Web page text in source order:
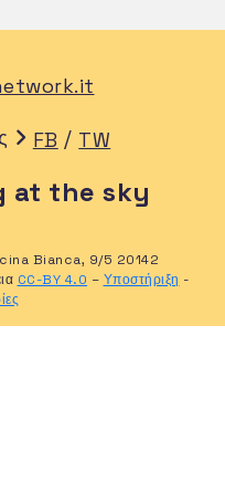
FB / TW
at the sky
Bianca, 9/5 20142
CC-BY 4.0 – Υποστήριξη -